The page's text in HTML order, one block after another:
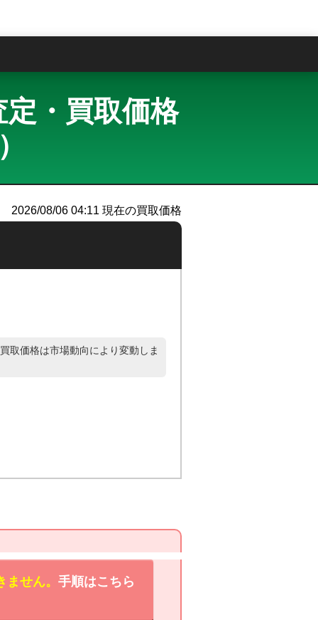
・買取価格
2026/08/06 04:11 現在の買取価格
取価格は市場動向により変動しま
せん。 手順はこちら